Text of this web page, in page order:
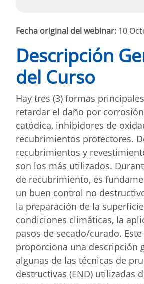
Fecha original del webinar: 10
Descripción
del Curso
Hay tres (3) formas
retardar el daño por
catódica, inhibidores de
recubrimientos protectores.
recubrimientos y
son los más utilizados.
de recubrimiento, es
un buen control no
la preparación de la
condiciones climáticas, la
pasos de secado/curado.
proporciona una descripción
algunas de las técnicas de
destructivas (END) utilizadas